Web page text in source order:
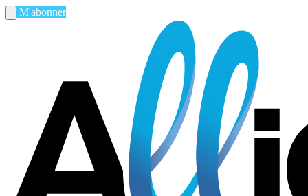
M'abonner